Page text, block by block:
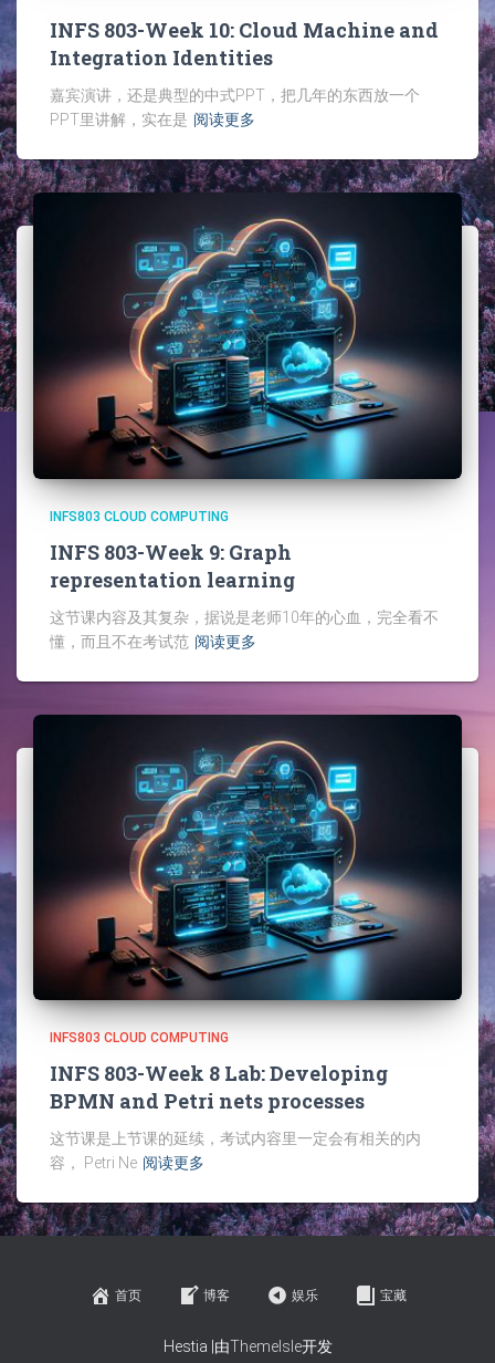
INFS 803-Week 10: Cloud Machine and
Integration Identities
嘉宾演讲，还是典型的中式PPT，把几年的东西放一个
PPT里讲解，实在是 阅读更多
INFS803 CLOUD COMPUTING
INFS 803-Week 9: Graph
representation learning
这节课内容及其复杂，据说是老师10年的心血，完全看不
懂，而且不在考试范 阅读更多
INFS803 CLOUD COMPUTING
INFS 803-Week 8 Lab: Developing
BPMN and Petri nets processes
这节课是上节课的延续，考试内容里一定会有相关的内
容， Petri Ne 阅读更多
首页 博客 娱乐 宝藏
Hestia |由ThemeIsle开发